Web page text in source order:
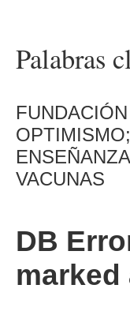
Palabras
VACUNAS
DB